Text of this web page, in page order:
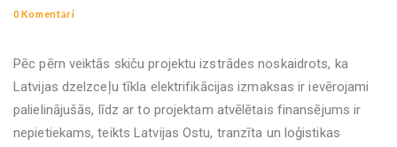
0 Komentāri
Pēc pērn veiktās skiču projektu izstrādes noskaidrots, ka
Latvijas dzelzceļu tīkla elektrifikācijas izmaksas ir ievērojami
palielinājušās, līdz ar to projektam atvēlētais finansējums ir
nepietiekams, teikts Latvijas Ostu, tranzīta un loģistikas